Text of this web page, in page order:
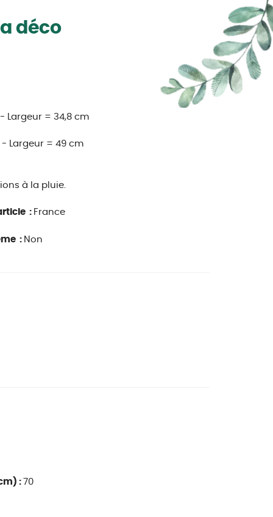
déco
Largeur = 34,8 cm
Largeur = 49 cm
à la pluie.
: France
: Non
: 70